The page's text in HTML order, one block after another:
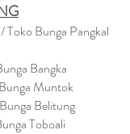
Toko Bunga Pangkal
Bangka
Muntok
Belitung
Toboali